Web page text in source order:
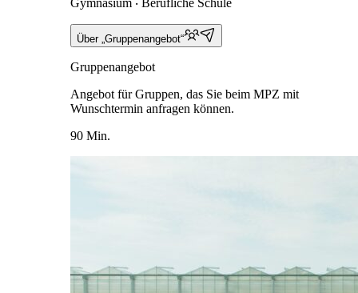
Gymnasium ‧ Berufliche Schule
Über „Gruppenangebot“
Gruppenangebot
Angebot für Gruppen, das Sie beim MPZ mit
Wunschtermin anfragen können.
90 Min.